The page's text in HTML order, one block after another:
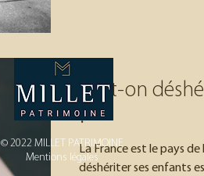
Peut-on
?
La France est le pays de
déshériter ses enfants
© 2022 MILLET PATRIMOINE
Mentions légales